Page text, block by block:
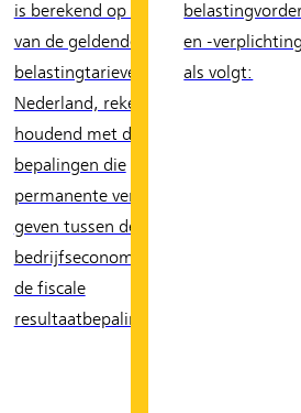
is berekend op basis
van de geldende
belastingtarieven in
Nederland, rekening
houdend met de fiscale
bepalingen die
permanente verschillen
geven tussen de
bedrijfseconomische en
de fiscale
resultaatbepaling.
en -
als volgt: